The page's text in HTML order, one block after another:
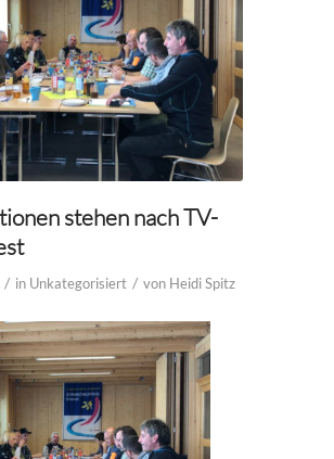
stehen nach TV-
/ in Unkategorisiert / von Heidi Spitz